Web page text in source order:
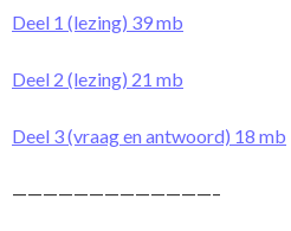
Deel 1 (lezing) 39 mb
Deel 2 (lezing) 21 mb
Deel 3 (vraag en antwoord) 18 mb
—————————————–